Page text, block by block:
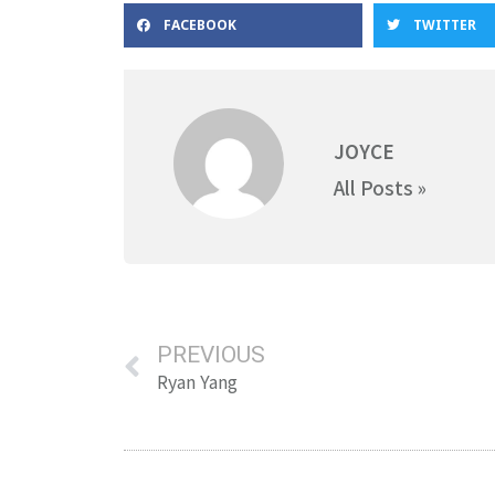
FACEBOOK TWITTER
JOYCE
All Posts »
PREVIOUS
Ryan Yang